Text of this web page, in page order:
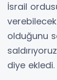
İsrail
olduğunu
diye ekledi.